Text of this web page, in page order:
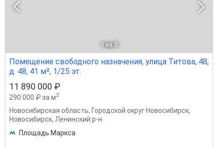
1 из 5
Помещение свободного назначения, улица Титова, 48,
д. 48, 41 м², 1/25 эт.
11 890 000 ₽
290 000 ₽ за м2
Новосибирская область, Городской округ Новосибирск,
Новосибирск, Ленинский р-н
Площадь Маркса